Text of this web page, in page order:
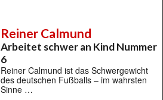
Reiner Calmund
Arbeitet schwer an Kind Nummer
6
Reiner Calmund ist das Schwergewicht
des deutschen Fußballs – im wahrsten
Sinne …